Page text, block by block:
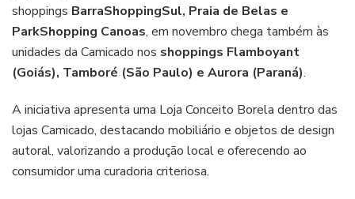
mobiliário
gaúcho
para
Goiás,
e
São
Paulo
shoppings BarraShoppingSul, Praia de Belas e
ParkShopping Canoas, em novembro chega também às
unidades da Camicado nos shoppings Flamboyant
(Goiás), Tamboré (São Paulo) e Aurora (Paraná).
A iniciativa apresenta uma Loja Conceito Borela dentro das
lojas Camicado, destacando mobiliário e objetos de design
autoral, valorizando a produção local e oferecendo ao
consumidor uma curadoria criteriosa.